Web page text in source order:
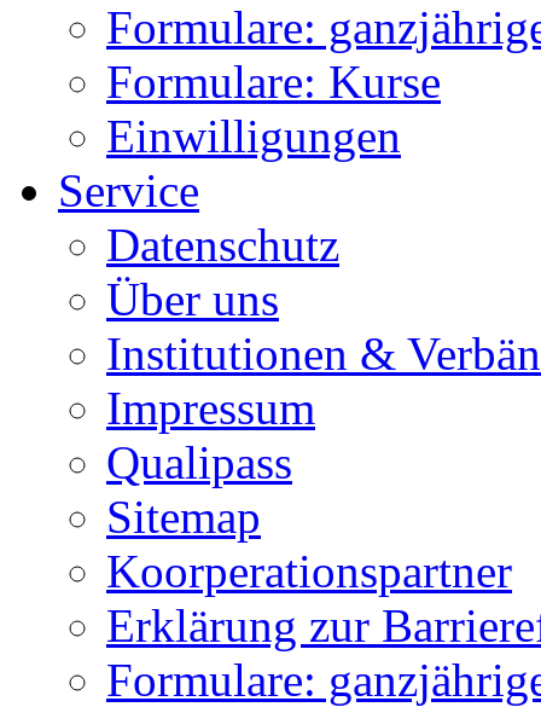
Formulare:
Formulare: Kurse
Einwilligungen
Service
Datenschutz
Über uns
Institutionen &
Impressum
Qualipass
Sitemap
Koorperationspartner
Erklärung zur
Formulare: